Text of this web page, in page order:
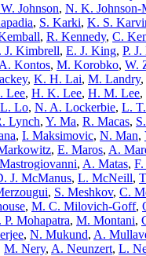
Johnson, N. K. Johnson-
, S. Karki, K. S.
, R. Kennedy, C.
J. Kimbrell, E. J. King, P.
A. Kontos, M. Korobko, W.
, K. H. Lai, M. Landry,
Lee, H. K. Lee, H. M. Lee,
Lo, N. A. Lockerbie, L.
Lynch, Y. Ma, R. Macas,
, I. Maksimovic, N. Man,
, E. Maros, A.
, A. Matas,
J. McManus, L. McNeill,
, S. Meshkov, C.
, M. C. Milovich-Goff,
P. Mohapatra, M. Montani,
, N. Mukund, A.
M. Nery, A. Neunzert, L.